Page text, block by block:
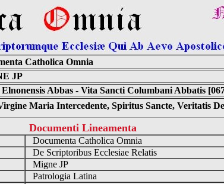
Catholica Omnia
JP
Elnonensis Abbas - Vita Sancti Columbani Abbatis
Maria Intercedente, Spiritus Sancte, Veritatis
Documenti Lineamenta
Documenta Catholica Omnia
De Scriptoribus Ecclesiae Relatis
Migne JP
Patrologia Latina